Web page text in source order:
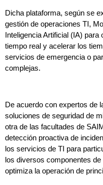
Dicha plataforma, según se
gestión de operaciones TI,
Inteligencia Artificial (IA)
tiempo real y acelerar los
servicios de emergencia o
complejas.
De acuerdo con expertos de
soluciones de seguridad de
otra de las facultades de
detección proactiva de
los servicios de TI para
los diversos componentes
optimiza la operación de